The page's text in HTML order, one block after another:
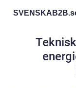
SVENSKAB2B.